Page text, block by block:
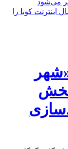
می‌شود
کوبا را
بخش